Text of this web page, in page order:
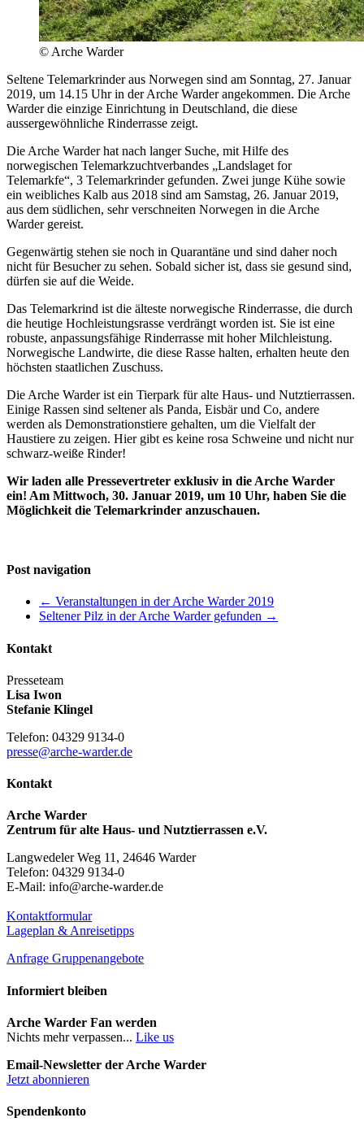
© Arche Warder
Seltene Telemarkrinder aus Norwegen sind am Sonntag, 27. Januar
2019, um 14.15 Uhr in der Arche Warder angekommen. Die Arche
Warder die einzige Einrichtung in Deutschland, die diese
aussergewöhnliche Rinderrasse zeigt.
Die Arche Warder hat nach langer Suche, mit Hilfe des
norwegischen Telemarkzuchtverbandes „Landslaget for
Telemarkfe“, 3 Telemarkrinder gefunden. Zwei junge Kühe sowie
ein weibliches Kalb aus 2018 sind am Samstag, 26. Januar 2019,
aus dem südlichen, sehr verschneiten Norwegen in die Arche
Warder gereist.
Gegenwärtig stehen sie noch in Quarantäne und sind daher noch
nicht für Besucher zu sehen. Sobald sicher ist, dass sie gesund sind,
dürfen sie auf die Weide.
Das Telemarkrind ist die älteste norwegische Rinderrasse, die durch
die heutige Hochleistungsrasse verdrängt worden ist. Sie ist eine
robuste, anpassungsfähige Rinderrasse mit hoher Milchleistung.
Norwegische Landwirte, die diese Rasse halten, erhalten heute den
höchsten staatlichen Zuschuss.
Die Arche Warder ist ein Tierpark für alte Haus- und Nutztierrassen.
Einige Rassen sind seltener als Panda, Eisbär und Co, andere
werden als Demonstrationstiere gehalten, um die Vielfalt der
Haustiere zu zeigen. Hier gibt es keine rosa Schweine und nicht nur
schwarz-weiße Rinder!
Wir laden alle Pressevertreter exklusiv in die Arche Warder
ein! Am Mittwoch, 30. Januar 2019, um 10 Uhr, haben Sie die
Möglichkeit die Telemarkrinder anzuschauen.
Post navigation
← Veranstaltungen in der Arche Warder 2019
Seltener Pilz in der Arche Warder gefunden →
Kontakt
Presseteam
Lisa Iwon
Stefanie Klingel
Telefon: 04329 9134-0
presse@arche-warder.de
Kontakt
Arche Warder
Zentrum für alte Haus- und Nutztierrassen e.V.
Langwedeler Weg 11, 24646 Warder
Telefon: 04329 9134-0
E-Mail: info@arche-warder.de
Kontaktformular
Lageplan & Anreisetipps
Anfrage Gruppenangebote
Informiert bleiben
Arche Warder Fan werden
Nichts mehr verpassen... Like us
Email-Newsletter der Arche Warder
Jetzt abonnieren
Spendenkonto